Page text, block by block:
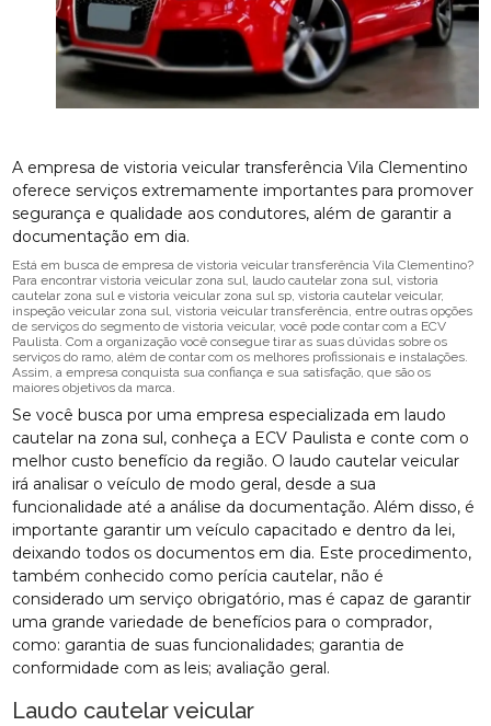
A empresa de vistoria veicular transferência Vila Clementino
oferece serviços extremamente importantes para promover
segurança e qualidade aos condutores, além de garantir a
documentação em dia.
Está em busca de empresa de vistoria veicular transferência Vila Clementino?
Para encontrar vistoria veicular zona sul, laudo cautelar zona sul, vistoria
cautelar zona sul e vistoria veicular zona sul sp, vistoria cautelar veicular,
inspeção veicular zona sul, vistoria veicular transferência, entre outras opções
de serviços do segmento de vistoria veicular, você pode contar com a ECV
Paulista. Com a organização você consegue tirar as suas dúvidas sobre os
serviços do ramo, além de contar com os melhores profissionais e instalações.
Assim, a empresa conquista sua confiança e sua satisfação, que são os
maiores objetivos da marca.
Se você busca por uma empresa especializada em laudo
cautelar na zona sul, conheça a ECV Paulista e conte com o
melhor custo benefício da região. O laudo cautelar veicular
irá analisar o veículo de modo geral, desde a sua
funcionalidade até a análise da documentação. Além disso, é
importante garantir um veículo capacitado e dentro da lei,
deixando todos os documentos em dia. Este procedimento,
também conhecido como perícia cautelar, não é
considerado um serviço obrigatório, mas é capaz de garantir
uma grande variedade de benefícios para o comprador,
como: garantia de suas funcionalidades; garantia de
conformidade com as leis; avaliação geral.
Laudo cautelar veicular